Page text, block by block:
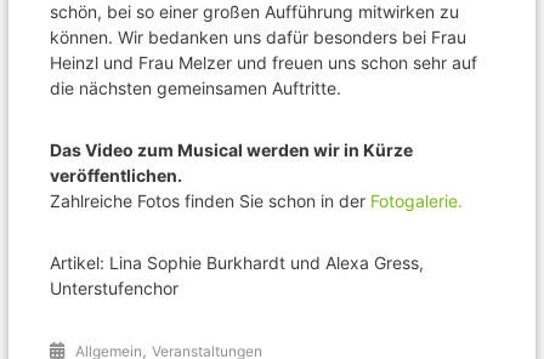
schön, bei so einer großen Aufführung mitwirken zu
können. Wir bedanken uns dafür besonders bei Frau
Heinzl und Frau Melzer und freuen uns schon sehr auf
die nächsten gemeinsamen Auftritte.
Das Video zum Musical werden wir in Kürze
veröffentlichen.
Zahlreiche Fotos finden Sie schon in der Fotogalerie.
Artikel: Lina Sophie Burkhardt und Alexa Gress,
Unterstufenchor
Allgemein,Veranstaltungen